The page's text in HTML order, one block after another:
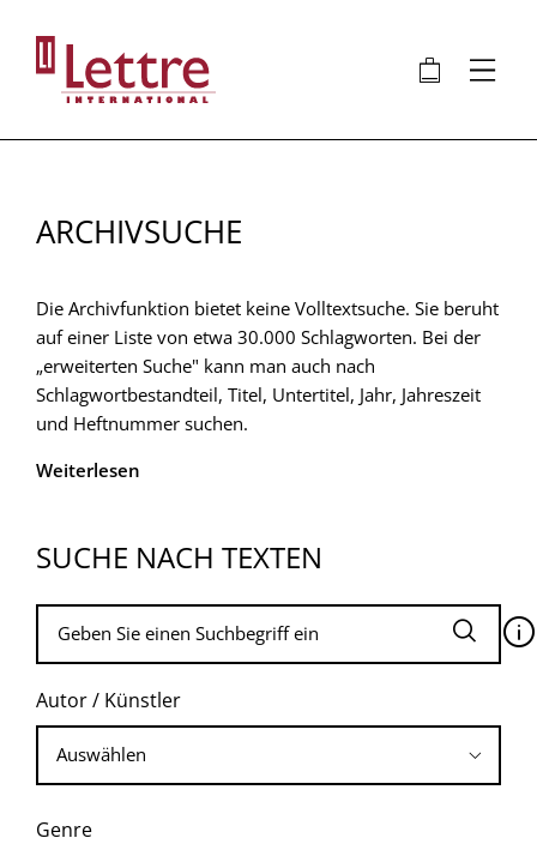
Inhalt
🛍 ⋮
ARCHIVSUCHE
Die Archivfunktion bietet keine Volltextsuche. Sie beruht
auf einer Liste von etwa 30.000 Schlagworten. Bei der
„erweiterten Suche" kann man auch nach
Schlagwortbestandteil, Titel, Untertitel, Jahr, Jahreszeit
und Heftnummer suchen.
Weiterlesen
SUCHE NACH TEXTEN
🛈
Autor / Künstler
Genre